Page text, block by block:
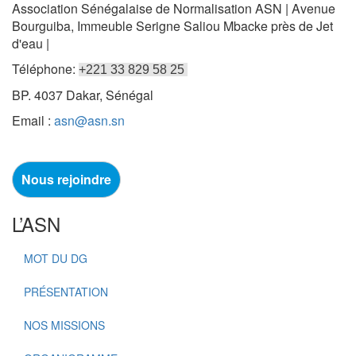
Association Sénégalaise de Normalisation ASN | Avenue
Bourguiba, Immeuble Serigne Saliou Mbacke près de Jet
d'eau |
Téléphone: +221 33 829 58 25
BP. 4037 Dakar, Sénégal
Email : asn@asn.sn
Nous rejoindre
L’ASN
MOT DU DG
PRÉSENTATION
NOS MISSIONS